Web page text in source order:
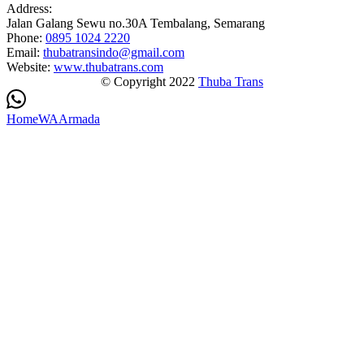
Address:
Jalan Galang Sewu no.30A Tembalang, Semarang
Phone: 0895 1024 2220
Email: thubatransindo@gmail.com
Website: www.thubatrans.com
© Copyright 2022 Thuba Trans
HomeWAArmada